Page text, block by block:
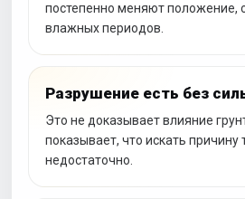
постепенно меняют положение,
влажных периодов.
Разрушение есть без
Это не доказывает влияние
показывает, что искать причину
недостаточно.